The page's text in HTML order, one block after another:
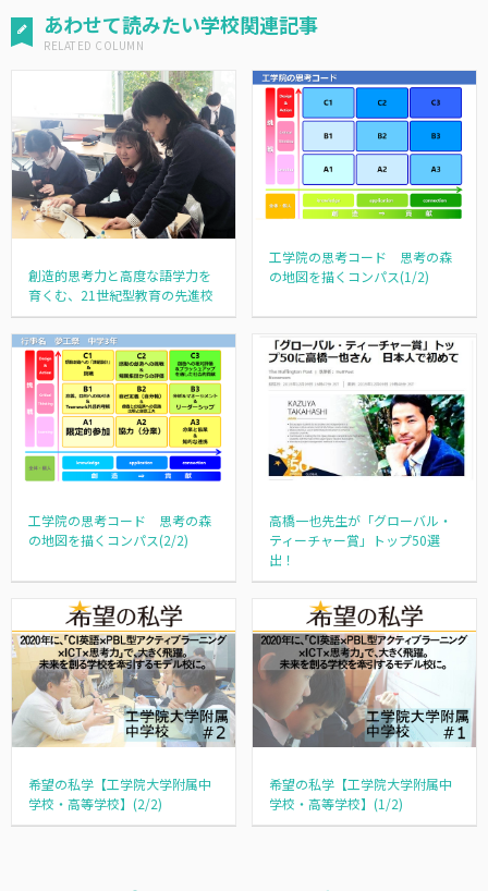
あわせて読みたい学校関連記事
創造的思考力と高度な語学力を
育くむ、21世紀型教育の先進校
工学院の思考コード 思考の森
の地図を描くコンパス(1/2)
工学院の思考コード 思考の森
の地図を描くコンパス(2/2)
高橋一也先生が「グローバル・
ティーチャー賞」トップ50選
出！
希望の私学【工学院大学附属中
学校・高等学校】(2/2)
希望の私学【工学院大学附属中
学校・高等学校】(1/2)